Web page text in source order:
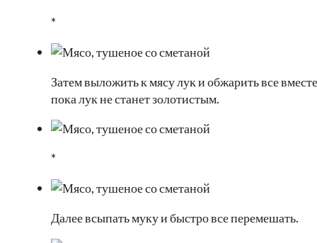
*
Затем выложить к мясу лук и обжарить все
пока лук не станет золотистым.
*
Далее всыпать муку и быстро все перемешать.